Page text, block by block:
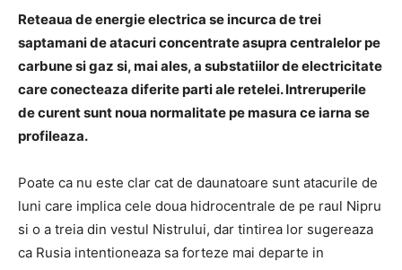
Reteaua de energie electrica se incurca de trei
saptamani de atacuri concentrate asupra centralelor pe
carbune si gaz si, mai ales, a substatiilor de electricitate
care conecteaza diferite parti ale retelei. Intreruperile
de curent sunt noua normalitate pe masura ce iarna se
profileaza.
Poate ca nu este clar cat de daunatoare sunt atacurile de
luni care implica cele doua hidrocentrale de pe raul Nipru
si o a treia din vestul Nistrului, dar tintirea lor sugereaza
ca Rusia intentioneaza sa forteze mai departe in